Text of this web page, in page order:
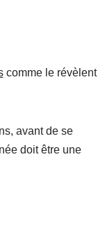
comme le révèlent
avant de se
doit être une